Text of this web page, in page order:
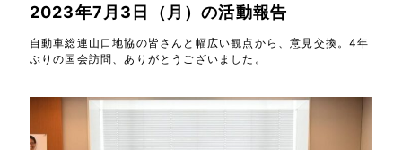
2023年7月3日（月）の活動報告
自動車総連山口地協の皆さんと幅広い観点から、意見交換。4年
ぶりの国会訪問、ありがとうございました。